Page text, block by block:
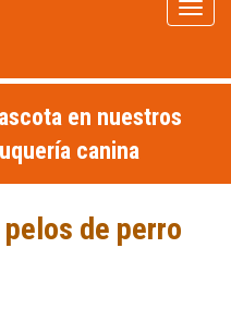
Menú
en nuestros
canina
de perro